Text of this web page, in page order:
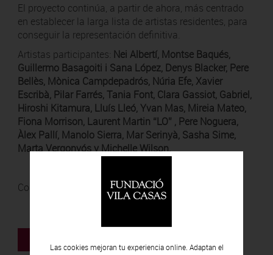
El proyecto continúa, a partir de ahora, más centrado
en establecer la larga lista de artistas residentes, para
conseguir la representación definitiva.
Artistas participantes: Nei Albertí, Montse Baqués,
Guillermo Basagoiti i Sana López, Denys Blacker, Pere
Bellès, Mònica Campdepadrós, Núria Efe, Xavier
Escribà, Pilar Farrés, Tania Font, Clara Gassiot, Gabriel,
Hiroshi Kitamura, Lluís Lleó, Yvan Mas, Mireia Mateo,
Fiona Morrison, Laurent Martin “LO” , Pere Noguera,
Àlex Pallí, Manolo Sierra, Mar Serinyà, Sasha Sime,
Marta Vergonyós y Michelle Wilson.
Comisario: Toni Álvarez de Arana
Las cookies mejoran tu experiencia online. Adaptan el